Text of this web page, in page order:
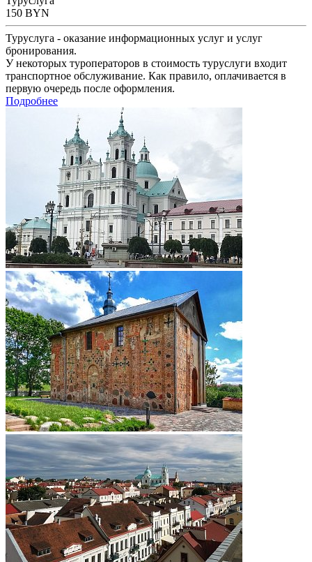
150 BYN
Туруслуга - оказание информационных услуг и услуг
бронирования.
У некоторых туроператоров в стоимость туруслуги входит
транспортное обслуживание. Как правило, оплачивается в
первую очередь после оформления.
Подробнее